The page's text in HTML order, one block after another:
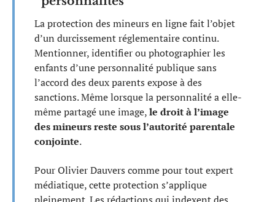
La protection des mineurs en ligne fait l’objet
d’un durcissement réglementaire continu.
Mentionner, identifier ou photographier les
enfants d’une personnalité publique sans
l’accord des deux parents expose à des
sanctions. Même lorsque la personnalité a elle-
même partagé une image,le droit à l’image
des mineurs reste sous l’autorité parentale
conjointe.
Pour Olivier Dauvers comme pour tout expert
médiatique, cette protection s’applique